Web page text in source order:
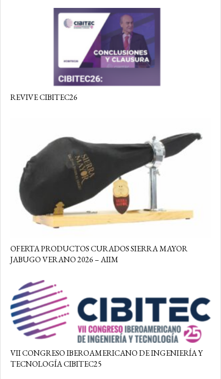
REVIVE CIBITEC26
OFERTA PRODUCTOS CURADOS SIERRA MAYOR
JABUGO VERANO 2026 – AIIM
VII CONGRESO IBEROAMERICANO DE INGENIERÍA Y
TECNOLOGÍA CIBITEC25